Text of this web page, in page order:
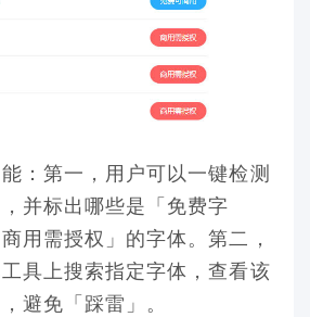
：第一，用户可以一键检测
并标出哪些是「免费字
用需授权」的字体。第二，
具上搜索指定字体，查看该
避免「踩雷」。